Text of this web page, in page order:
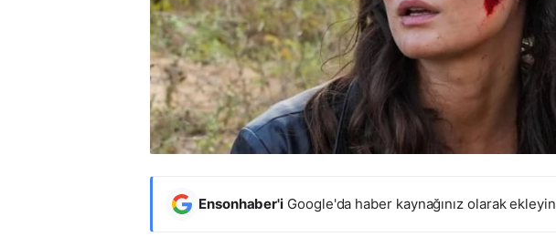
Ensonhaber'i Google'da haber kaynağınız olarak ekleyin